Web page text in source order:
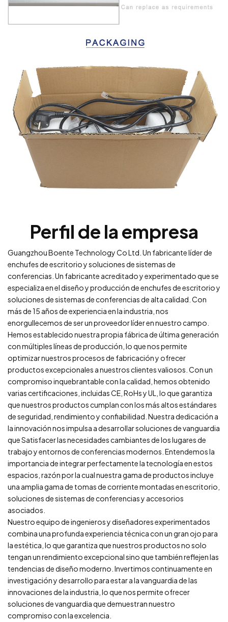
Perfil de la empresa
Guangzhou Boente Technology Co Ltd. Un fabricante líder de
enchufes de escritorio y soluciones de sistemas de
conferencias. Un fabricante acreditado y experimentado que se
especializa en el diseño y producción de enchufes de escritorio y
soluciones de sistemas de conferencias de alta calidad. Con
más de 15 años de experiencia en la industria, nos
enorgullecemos de ser un proveedor líder en nuestro campo.
Hemos establecido nuestra propia fábrica de última generación
con múltiples líneas de producción, lo que nos permite
optimizar nuestros procesos de fabricación y ofrecer
productos excepcionales a nuestros clientes valiosos. Con un
compromiso inquebrantable con la calidad, hemos obtenido
varias certificaciones, incluidas CE, RoHs y UL, lo que garantiza
que nuestros productos cumplan con los más altos estándares
de seguridad, rendimiento y confiabilidad. Nuestra dedicación a
la innovación nos impulsa a desarrollar soluciones de vanguardia
que Satisfacer las necesidades cambiantes de los lugares de
trabajo y entornos de conferencias modernos. Entendemos la
importancia de integrar perfectamente la tecnología en estos
espacios, razón por la cual nuestra gama de productos incluye
una amplia gama de tomas de corriente montadas en escritorio,
soluciones de sistemas de conferencias y accesorios
asociados.
Nuestro equipo de ingenieros y diseñadores experimentados
combina una profunda experiencia técnica con un gran ojo para
la estética, lo que garantiza que nuestros productos no solo
tengan un rendimiento excepcional sino que también reflejen las
tendencias de diseño moderno. Invertimos continuamente en
investigación y desarrollo para estar a la vanguardia de las
innovaciones de la industria, lo que nos permite ofrecer
soluciones de vanguardia que demuestran nuestro
compromiso con la excelencia.